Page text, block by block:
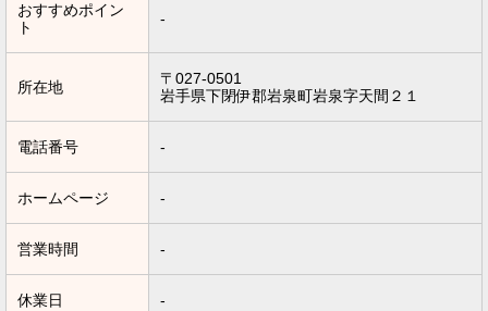
おすすめポイン
ト
-
所在地
〒027-0501
岩手県下閉伊郡岩泉町岩泉字天間２１
電話番号 -
ホームページ -
営業時間 -
休業日 -